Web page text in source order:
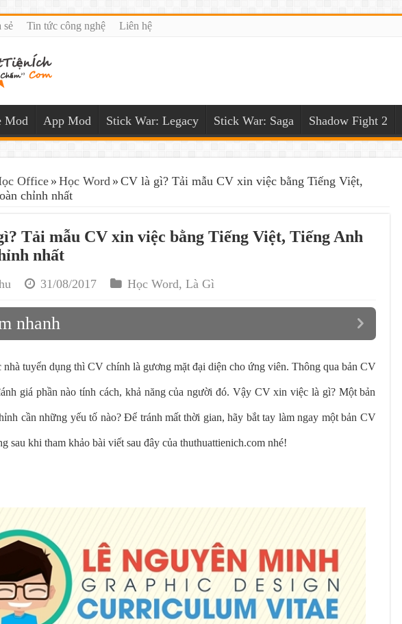
sẻ Tin tức công nghệ Liên hệ
Mod App Mod Stick War: Legacy Stick War: Saga Shadow Fight 2
Office » Học Word » CV là gì? Tải mẫu CV xin việc bằng Tiếng Việt,
chỉnh nhất
Tải mẫu CV xin việc bằng Tiếng Việt, Tiếng Anh
nhất
31/08/2017 Học Word, Là Gì
nhanh
tuyển dụng thì CV chính là gương mặt đại diện cho ứng viên. Thông qua bản CV
giá phần nào tính cách, khả năng của người đó. Vậy CV xin việc là gì? Một bản
cần những yếu tố nào? Để tránh mất thời gian, hãy bắt tay làm ngay một bản CV
sau khi tham khảo bài viết sau đây của thuthuattienich.com nhé!